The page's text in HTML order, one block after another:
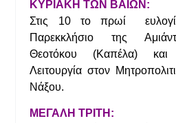
ΚΥΡΙΑΚΗ ΤΩΝ ΒΑΙΩΝ:
Στις 10 το πρωί
Παρεκκλήσιο της
Θεοτόκου (Καπέλα) και
Λειτουργία στον
Νάξου.
ΜΕΓΑΛΗ ΤΡΙΤΗ: